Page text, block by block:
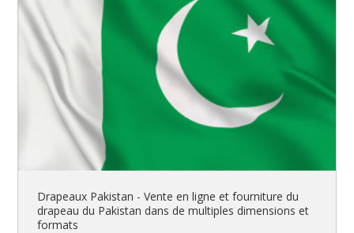
Drapeaux Pakistan - Vente en ligne et fourniture du
drapeau du Pakistan dans de multiples dimensions et
formats